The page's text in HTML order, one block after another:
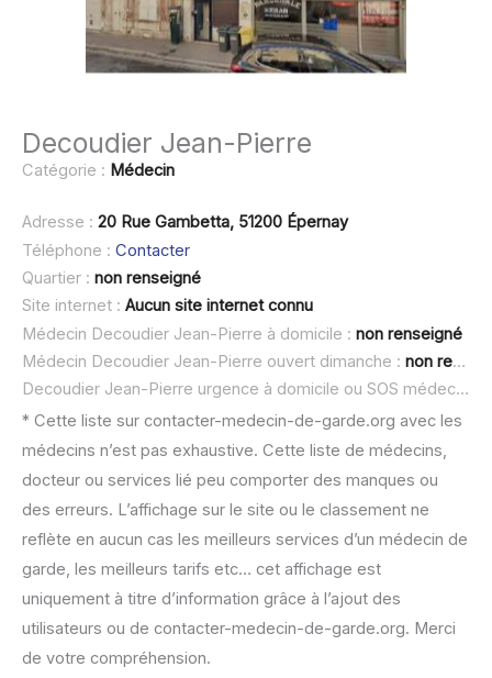
Decoudier Jean-Pierre
Catégorie : Médecin
Adresse : 20 Rue Gambetta, 51200 Épernay
Téléphone : Contacter
Quartier : non renseigné
Site internet : Aucun site internet connu
Médecin Decoudier Jean-Pierre à domicile : non renseigné
Médecin Decoudier Jean-Pierre ouvert dimanche : non renseigné
Decoudier Jean-Pierre urgence à domicile ou SOS médecin :
* Cette liste sur contacter-medecin-de-garde.org avec les
médecins n’est pas exhaustive. Cette liste de médecins,
docteur ou services lié peu comporter des manques ou
des erreurs. L’affichage sur le site ou le classement ne
reflète en aucun cas les meilleurs services d’un médecin de
garde, les meilleurs tarifs etc… cet affichage est
uniquement à titre d’information grâce à l’ajout des
utilisateurs ou de contacter-medecin-de-garde.org. Merci
de votre compréhension.